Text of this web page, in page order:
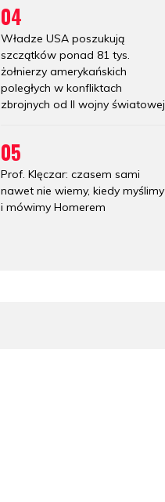
04
Władze USA poszukują
szczątków ponad 81 tys.
żołnierzy amerykańskich
poległych w konfliktach
zbrojnych od II wojny światowej
05
Prof. Klęczar: czasem sami
nawet nie wiemy, kiedy myślimy
i mówimy Homerem